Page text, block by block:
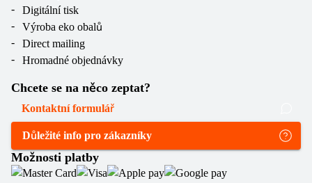
Digitální tisk
Výroba eko obalů
Direct mailing
Hromadné objednávky
Chcete se na něco zeptat?
Kontaktní formulář
Důležité info pro zákazníky
Možnosti platby